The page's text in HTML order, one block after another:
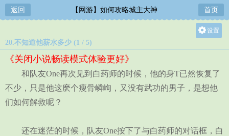
返回 【网游】如何攻略城主大神 首页
设置
中
小
20.不知道他薪水多少 (1 / 5)
《关闭小说畅读模式体验更好》
和队友One再次见到白药师的时候，他的身T已然恢复了
不少，只是他这麽个瘦骨嶙峋，又没有武功的男子，是想他
们如何解救呢？
还在迷茫的时候，队友One按下了与白药师的对话框，白